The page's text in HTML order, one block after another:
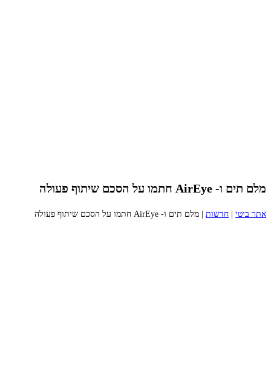
מלם תים ו- AirEye חתמו על הסכם שיתוף פעולה
אתר ביטי חדשות מלם תים ו- AirEye חתמו על הסכם שיתוף פעולה